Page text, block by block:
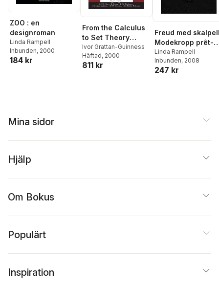
ZOO : en
designroman
Linda Rampell
Inbunden, 2000
184 kr
From the Calculus
to Set Theory
1630-1910
Ivor Grattan-Guinness
Häftad, 2000
811 kr
Freud med
Modekropp prêt-
suppôter Homo
Kapitalismus del II
Linda Rampell
Inbunden, 2008
247 kr
Mina sidor
Hjälp
Om Bokus
Populärt
Inspiration